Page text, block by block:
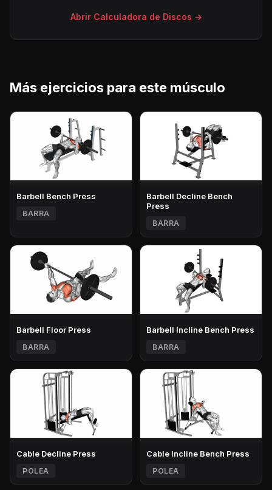
Abrir Calculadora de Discos →
Más ejercicios para este músculo
Barbell Bench Press
BARRA
Barbell Decline Bench
Press
BARRA
Barbell Floor Press
BARRA
Barbell Incline Bench Press
BARRA
Cable Decline Press
POLEA
Cable Incline Bench Press
POLEA